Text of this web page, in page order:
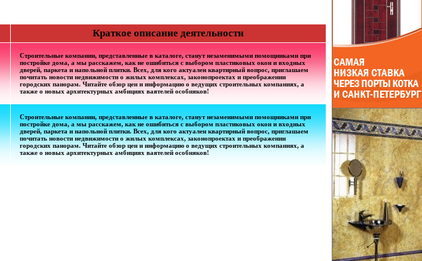
Краткое описание деятельности
Строительные компании, представленные в каталоге, станут незаменимыми помощниками при
постройке дома, а мы расскажем, как не ошибиться с выбором пластиковых окон и входных
дверей, паркета и напольной плитки. Всех, для кого актуален квартирный вопрос, приглашаем
почитать новости недвижимости о жилых комплексах, законопроектах и преображении
городских панорам. Читайте обзор цен и информацию о ведущих строительных компаниях, а
также о новых архитектурных амбициях ваятелей особняков!
Строительные компании, представленные в каталоге, станут незаменимыми помощниками при
постройке дома, а мы расскажем, как не ошибиться с выбором пластиковых окон и входных
дверей, паркета и напольной плитки. Всех, для кого актуален квартирный вопрос, приглашаем
почитать новости недвижимости о жилых комплексах, законопроектах и преображении
городских панорам. Читайте обзор цен и информацию о ведущих строительных компаниях, а
также о новых архитектурных амбициях ваятелей особняков!